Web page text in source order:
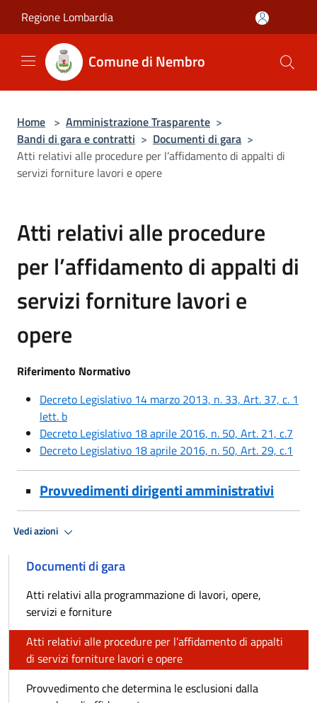
Regione Lombardia
Comune di Nembro
Home > Amministrazione Trasparente >
Bandi di gara e contratti > Documenti di gara >
Atti relativi alle procedure per l’affidamento di appalti di
servizi forniture lavori e opere
Atti relativi alle procedure
per l’affidamento di appalti di
servizi forniture lavori e
opere
Riferimento Normativo
Decreto Legislativo 14 marzo 2013, n. 33, Art. 37, c. 1
lett. b
Decreto Legislativo 18 aprile 2016, n. 50, Art. 21, c.7
Decreto Legislativo 18 aprile 2016, n. 50, Art. 29, c.1
Provvedimenti dirigenti amministrativi
Vedi azioni
Documenti di gara
Atti relativi alla programmazione di lavori, opere,
servizi e forniture
Atti relativi alle procedure per l’affidamento di appalti
di servizi forniture lavori e opere
Provvedimento che determina le esclusioni dalla